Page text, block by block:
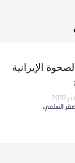
الإيرانية
السلمي